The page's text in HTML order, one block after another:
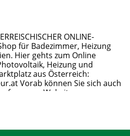
ONLINE-
für Badezimmer, Heizung
Hier gehts zum Online
Heizung und
aus Österreich:
Vorab können Sie sich auch
unserer Website zu
…